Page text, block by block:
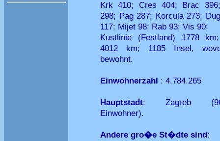
Krk 410; Cres 404; Brac
298; Pag 287; Korcula 273;
117; Mijet 98; Rab 93; Vis 90;
Kustlinie (Festland) 1778
4012 km; 1185 Insel,
bewohnt.
Einwohnerzahl : 4.784.265
Hauptstadt: Zagreb
Einwohner).
Andere gro�e St�dte sind: